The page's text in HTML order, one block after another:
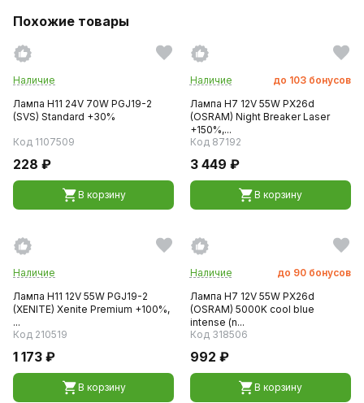
Похожие товары
Наличие
Лампа H11 24V 70W PGJ19-2
(SVS) Standard +30%
Код 1107509
228 ₽
В корзину
Наличие до 103 бонусов
Лампа H7 12V 55W PX26d
(OSRAM) Night Breaker Laser
+150%,...
Код 87192
3 449 ₽
В корзину
Наличие
Лампа H11 12V 55W PGJ19-2
(XENITE) Xenite Premium +100%,
...
Код 210519
1 173 ₽
В корзину
Наличие до 90 бонусов
Лампа H7 12V 55W PX26d
(OSRAM) 5000K cool blue
intense (n...
Код 318506
992 ₽
В корзину